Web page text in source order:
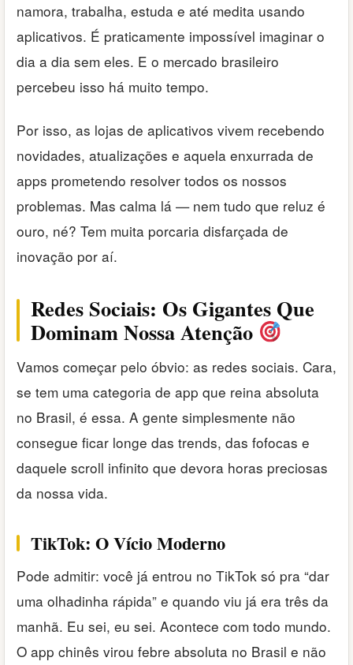
namora, trabalha, estuda e até medita usando
aplicativos. É praticamente impossível imaginar o
dia a dia sem eles. E o mercado brasileiro
percebeu isso há muito tempo.
Por isso, as lojas de aplicativos vivem recebendo
novidades, atualizações e aquela enxurrada de
apps prometendo resolver todos os nossos
problemas. Mas calma lá — nem tudo que reluz é
ouro, né? Tem muita porcaria disfarçada de
inovação por aí.
Redes Sociais: Os Gigantes Que
Dominam Nossa Atenção
Vamos começar pelo óbvio: as redes sociais. Cara,
se tem uma categoria de app que reina absoluta
no Brasil, é essa. A gente simplesmente não
consegue ficar longe das trends, das fofocas e
daquele scroll infinito que devora horas preciosas
da nossa vida.
TikTok: O Vício Moderno
Pode admitir: você já entrou no TikTok só pra “dar
uma olhadinha rápida” e quando viu já era três da
manhã. Eu sei, eu sei. Acontece com todo mundo.
O app chinês virou febre absoluta no Brasil e não